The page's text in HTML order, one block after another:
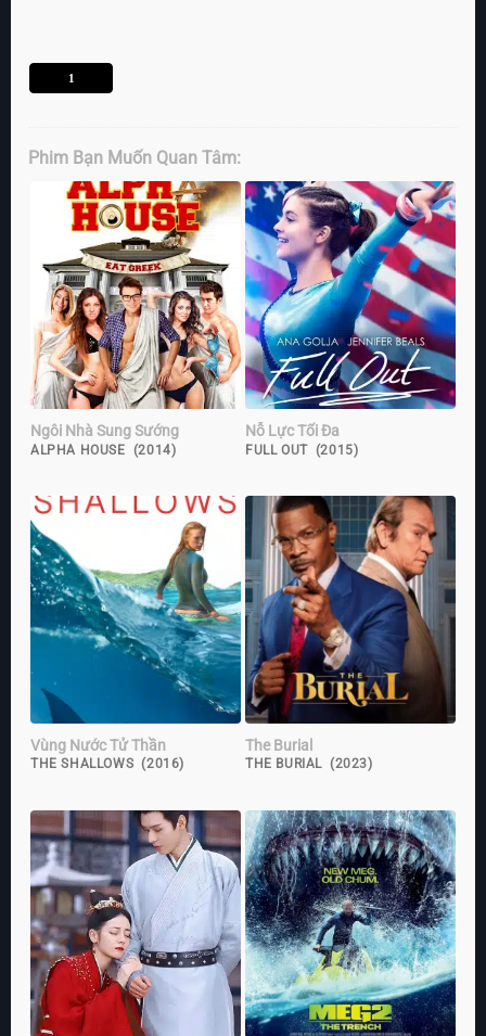
1
Phim Bạn Muốn Quan Tâm:
Ngôi Nhà Sung Sướng
ALPHA HOUSE (2014)
Nỗ Lực Tối Đa
FULL OUT (2015)
Vùng Nước Tử Thần
THE SHALLOWS (2016)
The Burial
THE BURIAL (2023)